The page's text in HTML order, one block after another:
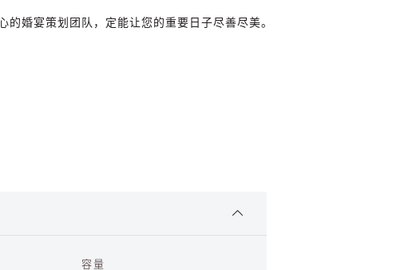
婚宴策划团队，定能让您的重要日子尽善尽美。
容量